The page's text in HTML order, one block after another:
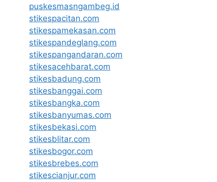
puskesmasngambeg.id
stikespacitan.com
stikespamekasan.com
stikespandeglang.com
stikespangandaran.com
stikesacehbarat.com
stikesbadung.com
stikesbanggai.com
stikesbangka.com
stikesbanyumas.com
stikesbekasi.com
stikesblitar.com
stikesbogor.com
stikesbrebes.com
stikescianjur.com